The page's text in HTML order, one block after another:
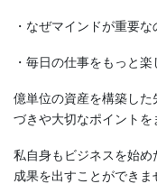
・なぜマインドが重要な
・毎日の仕事をもっと楽
億単位の資産を構築し
づきや大切なポイントを
私自身もビジネスを始
成果を出すことができ